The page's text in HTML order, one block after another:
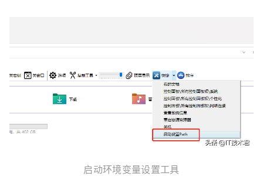
启动环境变量设置工具